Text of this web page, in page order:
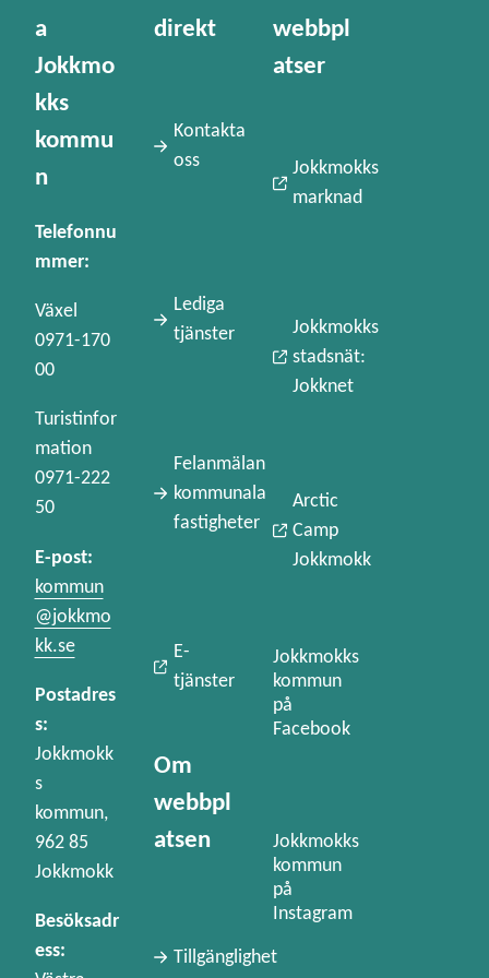
a
Jokkmo
kks
kommu
n
Telefonnu
mmer:
Växel
0971-170
00
Turistinfor
mation
0971-222
50
E-post:
kommun
@jokkmo
kk.se
Postadres
s:
Jokkmokk
s
kommun,
962 85
Jokkmokk
Besöksadr
ess:
direkt
Kontakta
oss
Lediga
tjänster
Felanmälan
kommunala
fastigheter
E-
tjänster
Om
webbpl
atsen
Tillgänglighet
webbpl
atser
Jokkmokks
marknad
Jokkmokks
stadsnät:
Jokknet
Arctic
Camp
Jokkmokk
Jokkmokks
kommun
på
Facebook
Jokkmokks
kommun
på
Instagram